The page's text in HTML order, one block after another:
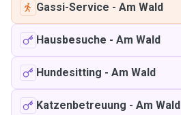
Gassi-Service - Am Wald
Hausbesuche - Am Wald
Hundesitting - Am Wald
Katzenbetreuung - Am Wald